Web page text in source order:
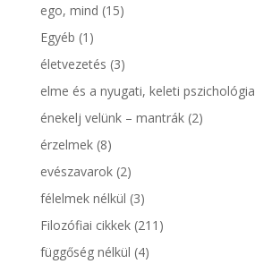
ego, mind (15)
Egyéb (1)
életvezetés (3)
elme és a nyugati, keleti pszichológia
énekelj velünk – mantrák(2)
érzelmek(8)
evészavarok(2)
félelmek nélkül (3)
Filozófiai cikkek(211)
függőség nélkül (4)